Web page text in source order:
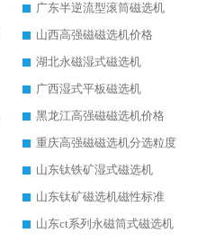
广东半逆流型滚筒磁选机
山西高强磁磁选机价格
湖北永磁湿式磁选机
广西湿式平板磁选机
黑龙江高强磁磁选机价格
重庆高强磁磁选机分选粒度
山东钛铁矿湿式磁选机
山东钛矿磁选机磁性标准
山东ct系列永磁筒式磁选机